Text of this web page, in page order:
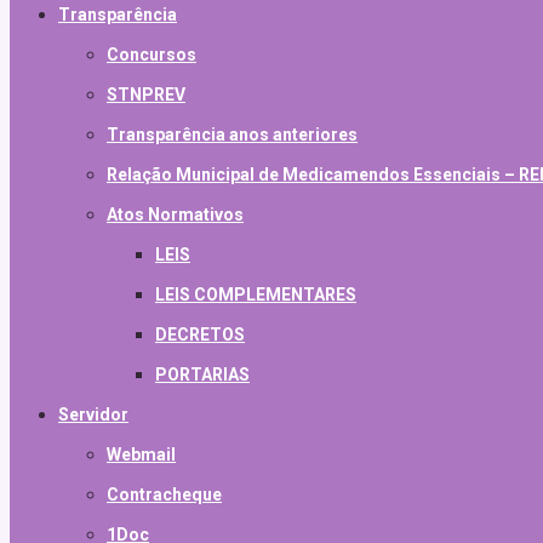
Transparência
Concursos
STNPREV
Transparência anos anteriores
Relação Municipal de Medicamendos Essenciais –
Atos Normativos
LEIS
LEIS COMPLEMENTARES
DECRETOS
PORTARIAS
Servidor
Webmail
Contracheque
1Doc